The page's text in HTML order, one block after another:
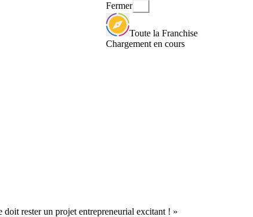
Fermer
Toute la Franchise
Chargement en cours
rester un projet entrepreneurial excitant ! »